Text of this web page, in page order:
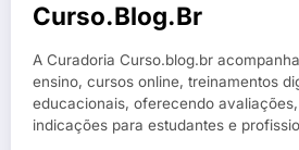
Curso.blog.br
A Curadoria Curso.blog.br
ensino, cursos online, treinamentos
educacionais, oferecendo
indicações para estudantes e